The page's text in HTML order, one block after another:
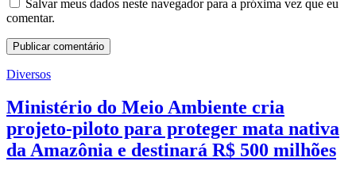
Salvar meus dados neste navegador para a próxima vez que eu
comentar.
Diversos
Ministério do Meio Ambiente cria
projeto-piloto para proteger mata nativa
da Amazônia e destinará R$ 500 milhões